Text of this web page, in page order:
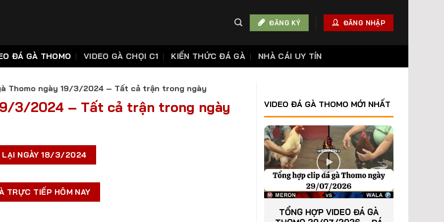
ĐĂNG KÝ ĐĂNG NHẬP
ĐÁ GÀ THOMO VIDEO GÀ CHỌI C1 KIẾN THỨC ĐÁ GÀ NHÀ CÁI UY TÍN
Thomo ngày 19/3/2024 – Tất cả trận trong ngày
3/2024 – Tất cả trận trong ngày
LẠI NGÀY 18/3/2024
TRỰC TIẾP HÔM NAY
VIDEO ĐÁ GÀ THOMO MỚI NHẤT
TỔNG HỢP VIDEO ĐÁ GÀ